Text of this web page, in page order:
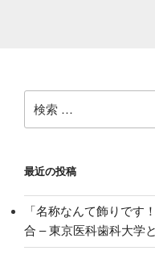
索:
最近の投稿
「名称なんて飾りです
合 – 東京医科歯科大学